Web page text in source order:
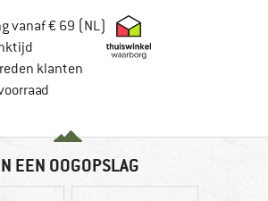
vanaf € 69 (NL) Vind hier de
Vind de betalingsinformatie hier!
klanten
EEN OOGOPSLAG